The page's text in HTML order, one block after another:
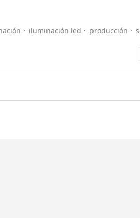
iluminación led producción